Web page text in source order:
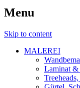
Menu
Skip to content
MALEREI
Laminat &